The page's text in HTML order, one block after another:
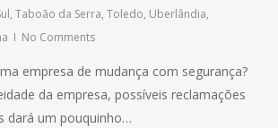
, Taboão da Serra, Toledo, Uberlândia,
No Comments
empresa de mudança com segurança?
da empresa, possíveis reclamações
dará um pouquinho…